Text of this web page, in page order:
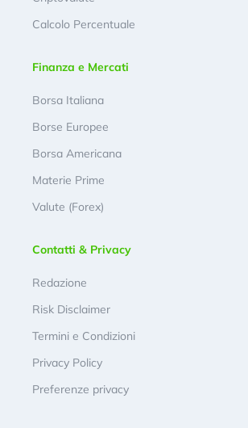
Calcolo Percentuale
Finanza e Mercati
Borsa Italiana
Borse Europee
Borsa Americana
Materie Prime
Valute (Forex)
Contatti & Privacy
Redazione
Risk Disclaimer
Termini e Condizioni
Privacy Policy
Preferenze privacy